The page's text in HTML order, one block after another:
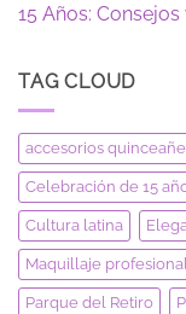
15 Años:
TAG CLOUD
accesorios
Celebración de 15
Cultura latina
Maquillaje
Parque del Retiro